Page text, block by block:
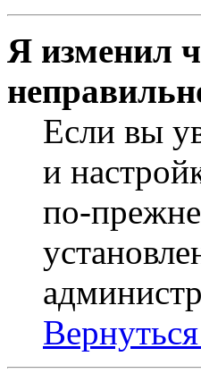
Я изменил
Если вы
и
по-